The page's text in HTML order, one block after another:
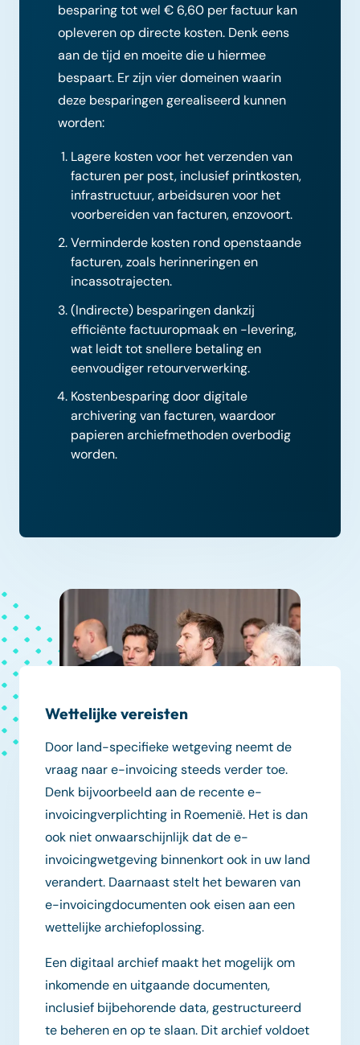
Wettelijke vereisten
Door land-specifieke wetgeving neemt de
vraag naar e-invoicing steeds verder toe.
Denk bijvoorbeeld aan de recente e-
invoicing­verplichting in Roemenië. Het is dan
ook niet onwaarschijnlijk dat de e-
invoicingwetgeving binnenkort ook in uw land
verandert. Daarnaast stelt het bewaren van
e-invoicingdocumenten ook eisen aan een
wettelijke archiefoplossing.
Een digitaal archief maakt het mogelijk om
inkomende en uitgaande documenten,
inclusief bijbehorende data, gestructureerd
te beheren en op te slaan. Dit archief voldoet
besparing tot wel € 6,60 per factuur kan
opleveren op directe kosten. Denk eens
aan de tijd en moeite die u hiermee
bespaart. Er zijn vier domeinen waarin
deze besparingen gerealiseerd kunnen
worden:
Lagere kosten voor het verzenden van
facturen per post, inclusief printkosten,
infrastructuur, arbeidsuren voor het
voorbereiden van facturen, enzovoort.
Verminderde kosten rond openstaande
facturen, zoals herinneringen en
incassotrajecten.
(Indirecte) besparingen dankzij
efficiënte factuuropmaak en -levering,
wat leidt tot snellere betaling en
eenvoudiger retourverwerking.
Kostenbesparing door digitale
archivering van facturen, waardoor
papieren archiefmethoden overbodig
worden.